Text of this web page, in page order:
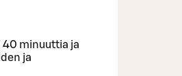
40 minuuttia ja
ja